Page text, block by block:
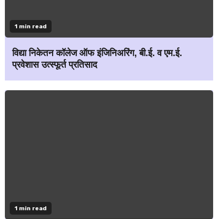
1 min read
विद्या निकेतन कॉलेज ऑफ इंजिनिअरिंग, बी.ई. व एम.ई.
प्रवेशास उत्स्फूर्त प्रतिसाद
1 min read